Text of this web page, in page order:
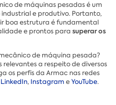
de máquinas pesadas é um
e produtivo. Portanto,
boa estrutura é fundamental
e prontos para superar os
de máquina pesada?
relevantes a respeito de diversos
os perfis da Armac nas redes
LinkedIn, Instagram eYouTube.